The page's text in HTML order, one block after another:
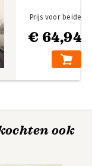
€ 64,94
Prijs voor beide
ook